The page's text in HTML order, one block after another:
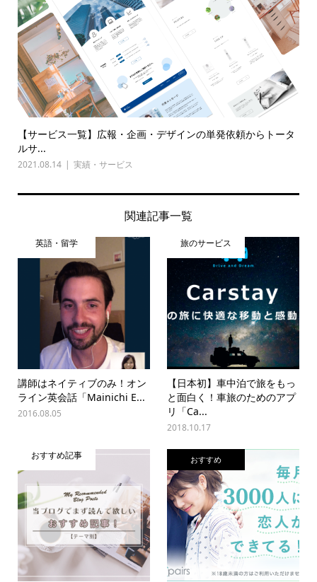
【サービス一覧】広報・企画・デザインの単発依頼からトータ
ルサ...
2021.08.14 実績・サービス
関連記事一覧
英語・留学
講師はネイティブのみ！オン
ライン英会話「Mainichi E...
2016.08.05
旅のサービス
【日本初】車中泊で旅をもっ
と面白く！車旅のためのアプ
リ「Ca...
2018.10.17
おすすめ記事 おすすめ